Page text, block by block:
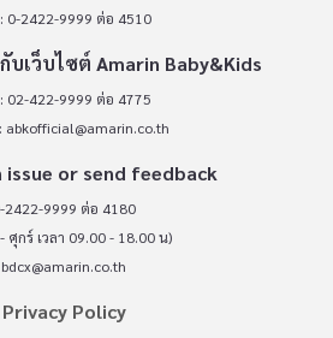
0-2422-9999 ต่อ 4510
เว็บไซต์ Amarin Baby&Kids
02-422-9999 ต่อ 4775
abkofficial@amarin.co.th
issue or send feedback
2422-9999 ต่อ 4180
ศุกร์ เวลา 09.00 - 18.00 น)
bdcx@amarin.co.th
Privacy Policy